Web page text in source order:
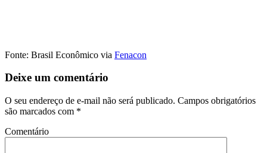
Fonte: Brasil Econômico via Fenacon
Deixe um comentário
O seu endereço de e-mail não será publicado. Campos obrigatórios
são marcados com *
Comentário